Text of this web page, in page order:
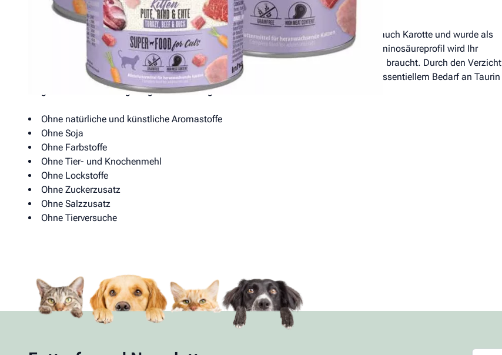
Alleinfuttermittel für Kätzchen
MAC’s Kitten ist eine besonders schmackhafte Kombination aus Ente, Pute, Rind wie auch Karotte und wurde als
ausgewogene, getreidefreie Vollnahrung für Kitten entwickelt. Durch das besondere Aminosäureprofil wird Ihr
heranwachsender Liebling mit allem versorgt, was er für ein gleichmäßiges Wachstum braucht. Durch den Verzicht
auf künstliche Zutaten und die Orientierung an einer natürlichen Ernährung, wie dem essentiellem Bedarf an Taurin
sorgt Macs für eine ausgewogene Ernährung Ihrer Katze.
Ohne natürliche und künstliche Aromastoffe
Ohne Soja
Ohne Farbstoffe
Ohne Tier- und Knochenmehl
Ohne Lockstoffe
Ohne Zuckerzusatz
Ohne Salzzusatz
Ohne Tierversuche